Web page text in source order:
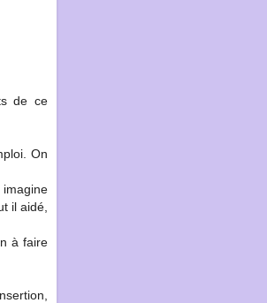
de ce
On
il aidé,
à faire